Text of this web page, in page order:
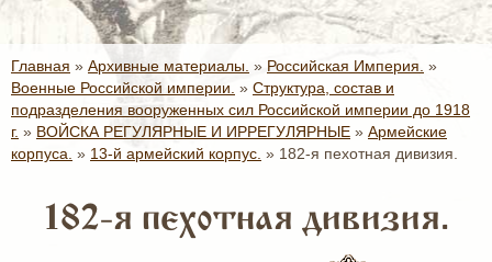
Главная » Архивные материалы. » Российская Империя. »
Военные Российской империи. » Структура, состав и
подразделения вооруженных сил Российской империи до 1918
г. » ВОЙСКА РЕГУЛЯРНЫЕ И ИРРЕГУЛЯРНЫЕ » Армейские
корпуса. » 13-й армейский корпус. » 182-я пехотная дивизия.
182-я пехотная дивизия.